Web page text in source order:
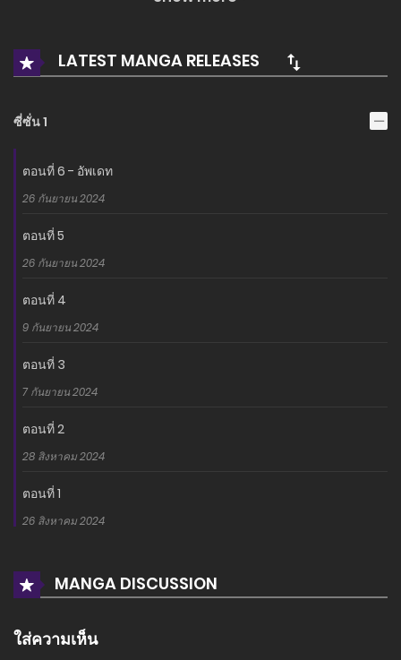
LATEST MANGA RELEASES
ซี่ซั่น 1
ตอนที่ 6 - อัพเดท
26 กันยายน 2024
ตอนที่ 5
26 กันยายน 2024
ตอนที่ 4
9 กันยายน 2024
ตอนที่ 3
7 กันยายน 2024
ตอนที่ 2
28 สิงหาคม 2024
ตอนที่ 1
26 สิงหาคม 2024
MANGA DISCUSSION
ใส่ความเห็น